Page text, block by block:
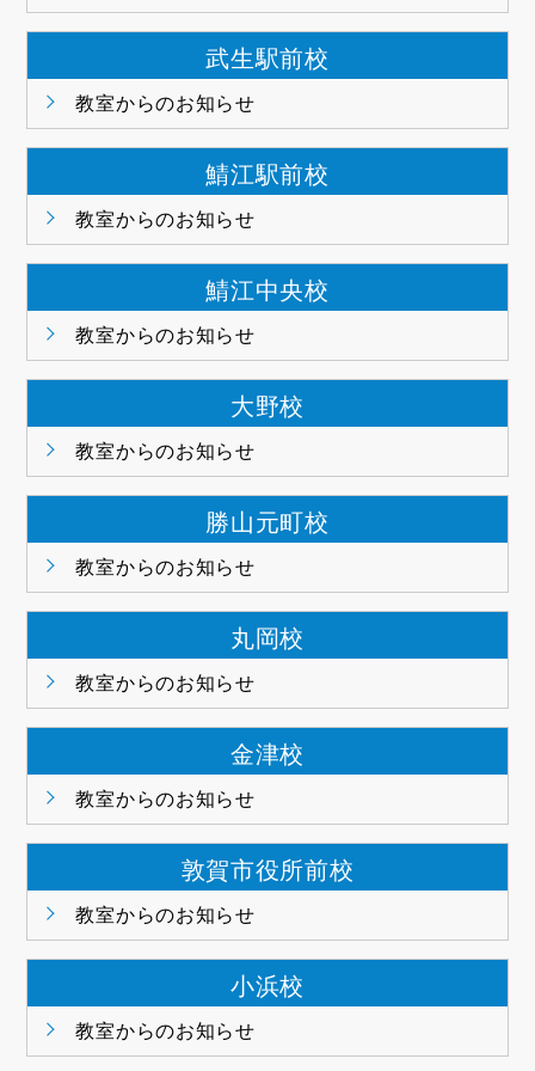
武生駅前校
教室からのお知らせ
鯖江駅前校
教室からのお知らせ
鯖江中央校
教室からのお知らせ
大野校
教室からのお知らせ
勝山元町校
教室からのお知らせ
丸岡校
教室からのお知らせ
金津校
教室からのお知らせ
敦賀市役所前校
教室からのお知らせ
小浜校
教室からのお知らせ